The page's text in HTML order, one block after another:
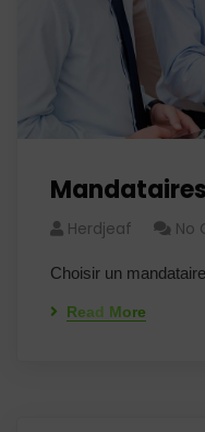
Herdjeaf No
Choisir un mandataire
Read More